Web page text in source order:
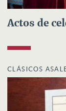
Actos de
CLÁSICOS